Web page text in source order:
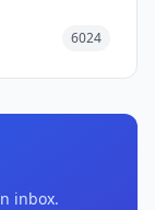
6024
inbox.